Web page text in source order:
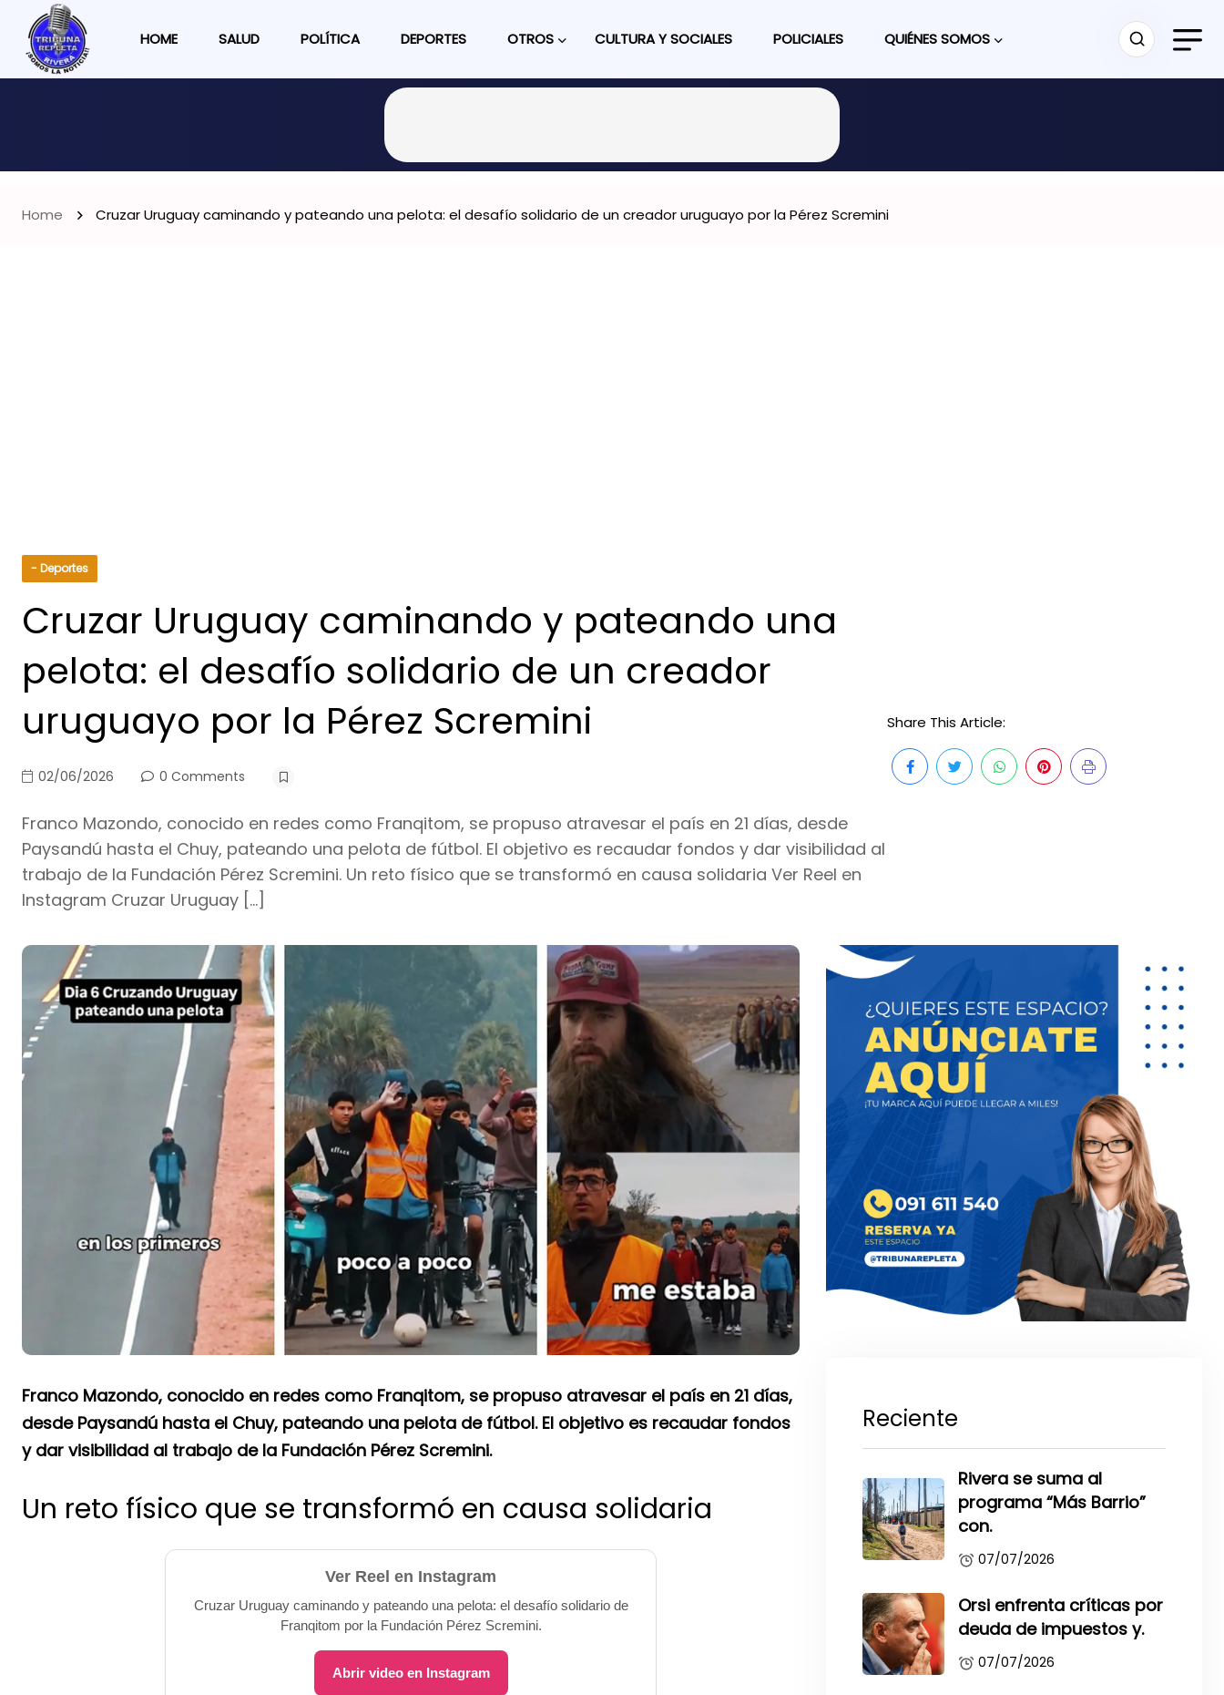
HOME SALUD POLÍTICA DEPORTES OTROS CULTURA Y SOCIALES POLICIALES QUIÉNES SOMOS
Home Cruzar Uruguay caminando y pateando una pelota: el desafío solidario de un creador uruguayo por la Pérez Scremini
- Deportes
Cruzar Uruguay caminando y pateando una
pelota: el desafío solidario de un creador
uruguayo por la Pérez Scremini
02/06/2026 0 Comments
Franco Mazondo, conocido en redes como Franqitom, se propuso atravesar el país en 21 días, desde
Paysandú hasta el Chuy, pateando una pelota de fútbol. El objetivo es recaudar fondos y dar visibilidad al
trabajo de la Fundación Pérez Scremini. Un reto físico que se transformó en causa solidaria Ver Reel en
Instagram Cruzar Uruguay […]
Share This Article:
Franco Mazondo, conocido en redes como Franqitom, se propuso atravesar el país en 21 días,
desde Paysandú hasta el Chuy, pateando una pelota de fútbol. El objetivo es recaudar fondos
y dar visibilidad al trabajo de la Fundación Pérez Scremini.
Un reto físico que se transformó en causa solidaria
Ver Reel en Instagram
Cruzar Uruguay caminando y pateando una pelota: el desafío solidario de
Franqitom por la Fundación Pérez Scremini.
Abrir video en Instagram
Reciente
Rivera se suma al
programa “Más Barrio”
con.
07/07/2026
Orsi enfrenta críticas por
deuda de impuestos y.
07/07/2026